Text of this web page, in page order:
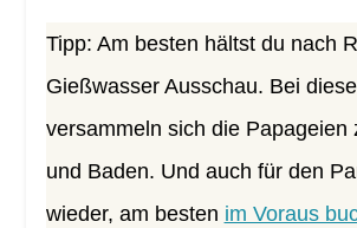
Tipp: Am besten hältst du nach
Gießwasser Ausschau. Bei
versammeln sich die Papageien
und Baden. Und auch für den
wieder, am besten im Voraus